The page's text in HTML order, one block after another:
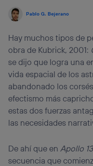
Pablo G. Bejerano
Hay muchos tipos de
obra de Kubrick, 2001:
se dijo que logra una
vida espacial de los
abandonado los
efectismo más
estas dos fuerzas
las necesidades
De ahí que en Apollo 13
secuencia que